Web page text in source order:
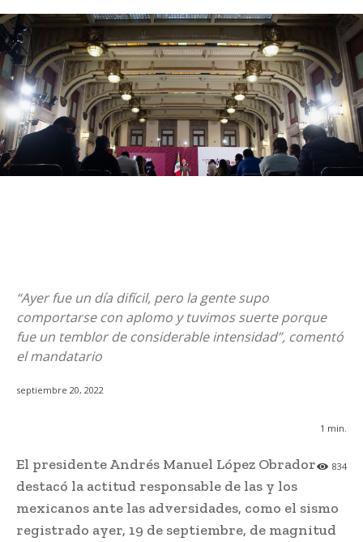
“Ayer fue un día difícil, pero la gente supo
comportarse con aplomo y tuvimos suerte porque
fue un temblor de considerable intensidad”, comentó
el mandatario
septiembre 20, 2022
1 min.
834
El presidente Andrés Manuel López Obrador
destacó la actitud responsable de las y los
mexicanos ante las adversidades, como el sismo
registrado ayer, 19 de septiembre, de magnitud